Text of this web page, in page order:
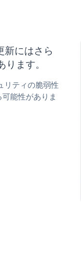
にはさら
ます。
ティの脆弱性
能性がありま